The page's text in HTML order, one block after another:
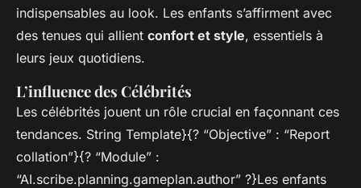
indispensables au look. Les enfants s’affirment avec
des tenues qui allient confort et style, essentiels à
leurs jeux quotidiens.
L’influence des Célébrités
Les célébrités jouent un rôle crucial en façonnant ces
tendances. String Template}{? “Objective” : “Report
collation”}{? “Module” :
“AI.scribe.planning.gameplan.author” ?}Les enfants